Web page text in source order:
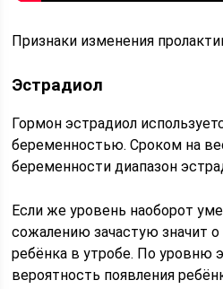
Признаки изменения
Эстрадиол
Гормон эстрадиол
беременностью. Сроком на
беременности диапазон
Если же уровень наоборот
сожалению зачастую значит о
ребёнка в утробе. По уровню
вероятность появления